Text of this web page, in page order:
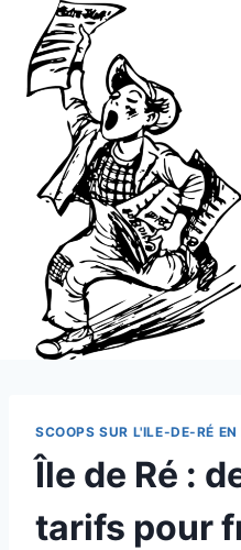
content
SCOOPS SUR L'ILE-DE-RÉ
Île de Ré :
tarifs pour